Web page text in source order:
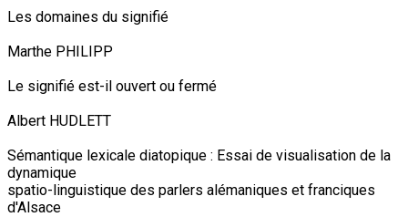
Les domaines du signifié
Marthe PHILIPP
Le signifié est-il ouvert ou fermé
Albert HUDLETT
Sémantique lexicale diatopique : Essai de visualisation de la
dynamique
spatio-linguistique des parlers alémaniques et franciques
d'Alsace